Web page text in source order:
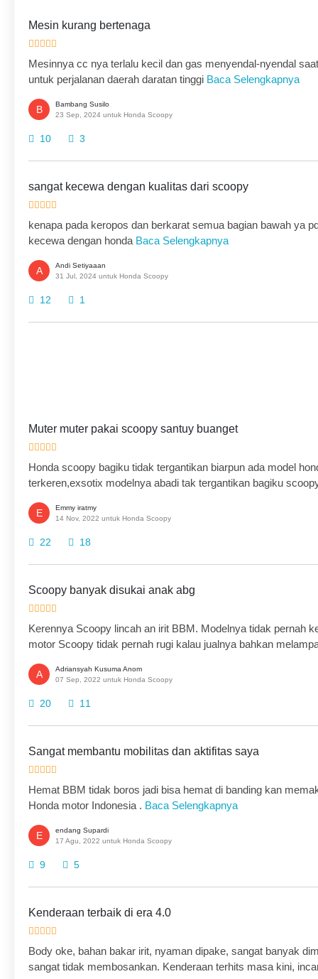
Mesin kurang bertenaga
Mesinnya cc nya terlalu kecil dan gas menyendal-nyendal
untuk perjalanan daerah daratan tinggi Baca Selengkapnya
B
Bambang Susilo
23 Sep, 2024 untuk Honda Scoopy
10 3
sangat kecewa dengan kualitas dari scoopy
kenapa pada keropos dan berkarat semua bagian bawah ya
kecewa dengan honda Baca Selengkapnya
A
Andi Setiyaaan
31 Jul, 2024 untuk Honda Scoopy
12 1
Muter muter pakai scoopy santuy buanget
Honda scoopy bagiku tidak tergantikan biarpun ada model
terkeren,exsotix modelnya abadi tak tergantikan bagiku
E
Emmy iratmy
14 Nov, 2022 untuk Honda Scoopy
22 18
Scoopy banyak disukai anak abg
Kerennya Scoopy lincah an irit BBM. Modelnya tidak pernah
motor Scoopy tidak pernah rugi kalau jualnya bahkan
A
Adriansyah Kusuma Anom
07 Sep, 2022 untuk Honda Scoopy
20 11
Sangat membantu mobilitas dan aktifitas saya
Hemat BBM tidak boros jadi bisa hemat di banding kan
Honda motor Indonesia . Baca Selengkapnya
E
endang Supardi
17 Agu, 2022 untuk Honda Scoopy
9 5
Kenderaan terbaik di era 4.0
Body oke, bahan bakar irit, nyaman dipake, sangat banyak
sangat tidak membosankan. Kenderaan terhits masa kini,